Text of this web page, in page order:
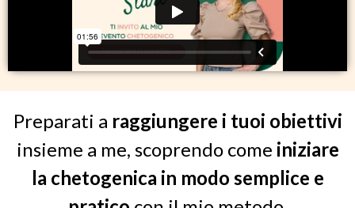
Preparati a raggiungere i tuoi obiettivi
insieme a me, scoprendo come iniziare
la chetogenica in modo semplice e